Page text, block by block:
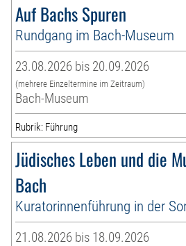
Auf Bachs Spuren
Rundgang im Bach-Museum
23.08.2026 bis 20.09.2026
(mehrere Einzeltermine im Zeitraum)
Bach-Museum
Rubrik: Führung
Jüdisches Leben und die
Bach
Kuratorinnenführung in der
21.08.2026 bis 18.09.2026